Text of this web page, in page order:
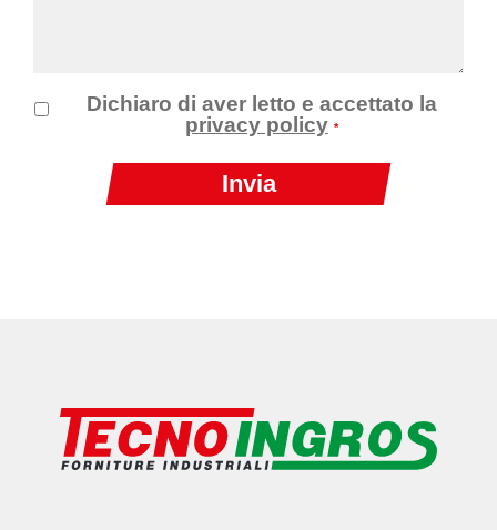
Dichiaro di aver letto e accettato la
privacy policy *